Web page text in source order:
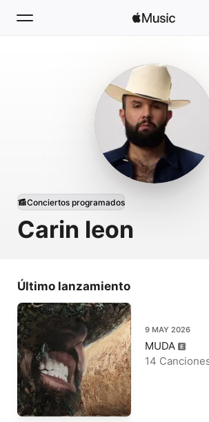
Instalar Apple Music
Carin leon
Conciertos programados
Último lanzamiento
9 MAY 2026
MUDA
14